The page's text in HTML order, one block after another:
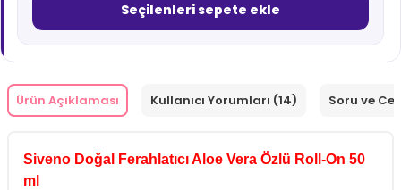
Seçilenleri sepete ekle
Ürün Açıklaması Kullanıcı Yorumları (14) Soru ve
Siveno Doğal Ferahlatıcı Aloe Vera Özlü Roll-On 50
ml